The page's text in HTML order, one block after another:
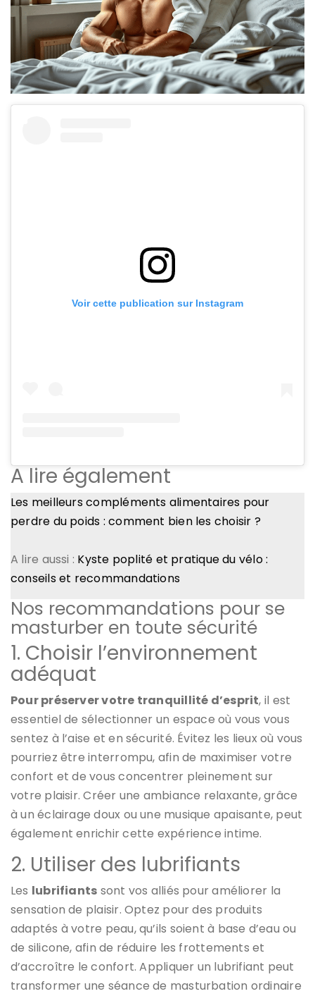
Voir cette publication sur Instagram
A lire également
Les meilleurs compléments alimentaires pour
perdre du poids : comment bien les choisir ?
A lire aussi : Kyste poplité et pratique du vélo :
conseils et recommandations
Nos recommandations pour se
masturber en toute sécurité
1. Choisir l’environnement
adéquat
Pour préserver votre tranquillité d’esprit, il est
essentiel de sélectionner un espace où vous vous
sentez à l’aise et en sécurité. Évitez les lieux où vous
pourriez être interrompu, afin de maximiser votre
confort et de vous concentrer pleinement sur
votre plaisir. Créer une ambiance relaxante, grâce
à un éclairage doux ou une musique apaisante, peut
également enrichir cette expérience intime.
2. Utiliser des lubrifiants
Les lubrifiants sont vos alliés pour améliorer la
sensation de plaisir. Optez pour des produits
adaptés à votre peau, qu’ils soient à base d’eau ou
de silicone, afin de réduire les frottements et
d’accroître le confort. Appliquer un lubrifiant peut
transformer une séance de masturbation ordinaire